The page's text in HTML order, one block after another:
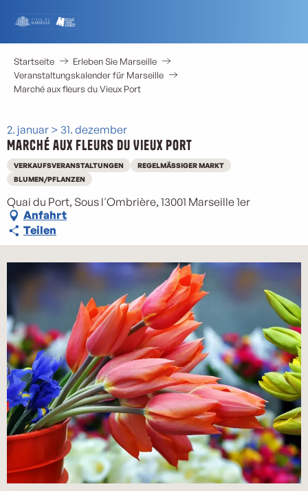
contenu
principal
Startseite
Erleben Sie Marseille
Veranstaltungskalender für Marseille
Marché aux fleurs du Vieux Port
2. januar > 31. dezember
Marché aux fleurs du Vieux Port
VERKAUFSVERANSTALTUNGEN
REGELMÄSSIGER MARKT
BLUMEN/PFLANZEN
Quai du Port, Sous l'Ombrière, 13001 Marseille 1er
Anfahrt
Teilen